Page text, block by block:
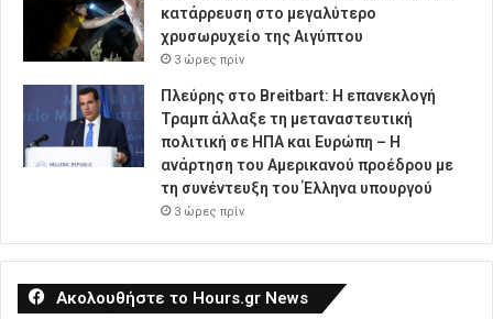
κατάρρευση στο μεγαλύτερο
χρυσωρυχείο της Αιγύπτου
3 ώρες πρίν
Πλεύρης στο Breitbart: Η επανεκλογή
Τραμπ άλλαξε τη μεταναστευτική
πολιτική σε ΗΠΑ και Ευρώπη – Η
ανάρτηση του Αμερικανού προέδρου με
τη συνέντευξη του Έλληνα υπουργού
3 ώρες πρίν
Ακολουθήστε το Hours.gr News